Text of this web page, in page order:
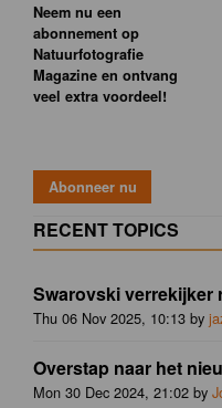
Neem nu een
abonnement op
Natuurfotografie
Magazine en ontvang
veel extra voordeel!
RECENT TOPICS
Swarovski verrekijker
Thu 06 Nov 2025, 10:13 by
Overstap naar het
Mon 30 Dec 2024, 21:02 by